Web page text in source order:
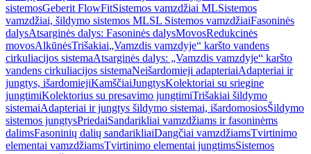
sistemosGeberit FlowFitSistemos vamzdžiai MLSistemos
vamzdžiai, šildymo sistemos MLSL Sistemos vamzdžiaiFasoninės
dalysAtsarginės dalys: Fasoninės dalysMovosRedukcinės
movosAlkūnėsTrišakiai„Vamzdis vamzdyje“ karšto vandens
cirkuliacijos sistemaAtsarginės dalys: „Vamzdis vamzdyje“ karšto
vandens cirkuliacijos sistemaNeišardomieji adapteriaiAdapteriai ir
jungtys, išardomiejiKamščiaiJungtysKolektoriai su sriegine
jungtimiKolektorius su presavimo jungtimiTrišakiai šildymo
sistemaiAdapteriai ir jungtys šildymo sistemai, išardomosiosŠildymo
sistemos jungtysPriedaiSandarikliai vamzdžiams ir fasoninėms
dalimsFasoninių dalių sandarikliaiDangčiai vamzdžiamsTvirtinimo
elementai vamzdžiamsTvirtinimo elementai jungtimsSistemos